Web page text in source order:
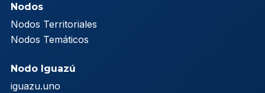
Nodos
Nodos Territoriales
Nodos Temáticos
Nodo Iguazú
iguazu.uno